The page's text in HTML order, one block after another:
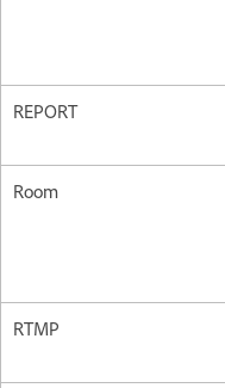
REPORT
Room
RTMP